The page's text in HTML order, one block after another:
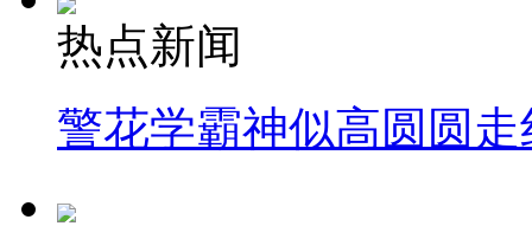
热点新闻
警花学霸神似高圆圆走